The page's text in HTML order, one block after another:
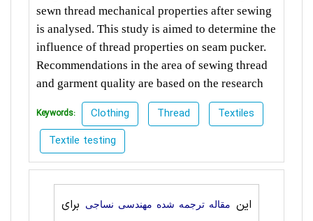
sewn thread mechanical properties after sewing
is analysed. This study is aimed to determine the
influence of thread properties on seam pucker.
Recommendations in the area of sewing thread
and garment quality are based on the research
Keywords: Clothing Thread
Textiles
Textile testing
این مقاله ترجمه شده مهندسی نساجی
برای